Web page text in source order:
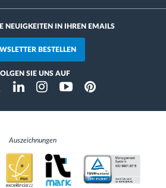
NEUIGKEITEN IN IHREN EMAILS
BESTELLEN
SIE UNS AUF
LinkedinInstragramYoutubePinterest
Auszeichnungen